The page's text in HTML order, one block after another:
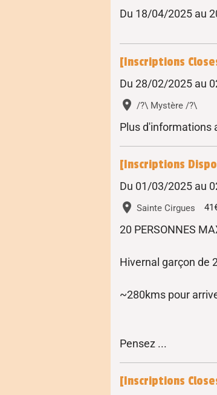
Du 18/04/2025 au
[Inscriptions
Du 28/02/2025 au
/?\ Mystère /?\
Plus d'informations
[Inscriptions
Du 01/03/2025 au
Sainte Cirgues
20 PERSONNES
Hivernal garçon de
~280kms pour
Pensez ...
[Inscriptions